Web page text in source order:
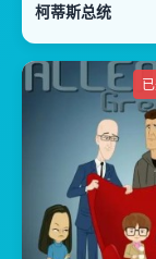
柯蒂斯总统